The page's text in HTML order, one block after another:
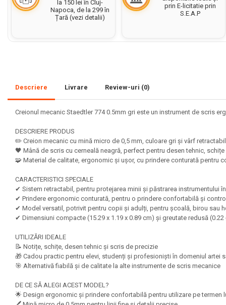
Set acuarele tempera
Pensule cu rezervor
Pensule scolare set
Lipiciuri
Foarfece pentru copii
Hartie si carton colorate
Hartie Creponata, Hartie
Glasata
Trusa geometrie scolara
Rigle, echere si raportor
Sticle, caserole, pusculite,
suporturi copii
la 150 lei în Cluj-
Napoca, de la 299 în
Țară (vezi detalii)
prin E-licitatie prin
S.E.A.P
Descriere Livrare Review-uri (0)
Creionul mecanic Staedtler 774 0.5mm gri este un instrument de scris
DESCRIERE PRODUS
✏️ Creion mecanic cu mină micro de 0,5 mm, culoare gri și vârf
🖤 Mână de scris cu cerneală neagră, perfect pentru desen tehnic,
🧩 Material de calitate, ergonomic și ușor, cu prindere conturată pentru
CARACTERISTICI SPECIALE
✔ Sistem retractabil, pentru protejarea minii și păstrarea instrumentului
✔ Prindere ergonomic conturată, pentru o prindere confortabilă și
✔ Model versatil, potrivit pentru copii și adulți, pentru școală, birou sau
✔ Dimensiuni compacte (15.29 x 1.19 x 0.89 cm) și greutate redusă
UTILIZĂRI IDEALE
📝 Notițe, schițe, desen tehnic și scris de precizie
🎁 Cadou practic pentru elevi, studenți și profesioniști în domeniul artei
🎯 Alternativă fiabilă și de calitate la alte instrumente de scris mecanice
DE CE SĂ ALEGI ACEST MODEL?
🌟 Design ergonomic și prindere confortabilă pentru utilizare pe termen